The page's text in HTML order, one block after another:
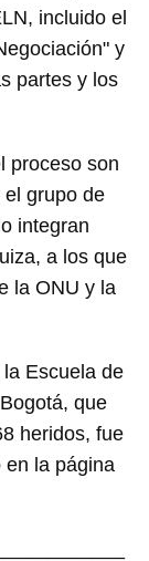
incluido el
y
partes y los
proceso son
el grupo de
integran
a los que
la ONU y la
Escuela de
que
heridos, fue
en la página